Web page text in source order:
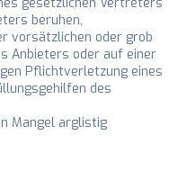
beruhen,
vorsätzlichen oder grob
Anbieters oder auf einer
Pflichtverletzung eines
des
Mangel arglistig